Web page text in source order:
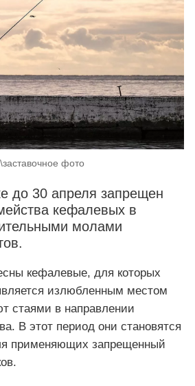
фото
до 30 апреля запрещен
кефалевых в
молами
кефалевые, для которых
излюбленным местом
стаями в направлении
В этот период они становятся
применяющих запрещенный